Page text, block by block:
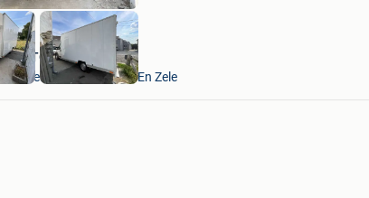
VAVATO Auctions
Lokeren+Deel Overmere En Zele